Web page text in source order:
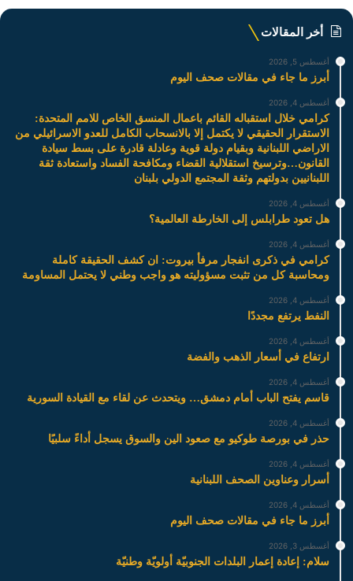
أخر المقالات
أغسطس 5, 2026
أبرز ما جاء في مقالات صحف اليوم
أغسطس 4, 2026
كرامي خلال استقباله القائم باعمال المنسق الخاص للامم المتحدة:
الاستقرار الحقيقي لا يكتمل إلا بالانسحاب الكامل للعدو الاسرائيلي من
الاراضي اللبنانية وبقيام دولة قوية وعادلة قادرة على بسط سيادة
القانون…وترسيخ استقلالية القضاء ومكافحة الفساد واستعادة ثقة
اللبنانيين بدولتهم وثقة المجتمع الدولي بلبنان
أغسطس 4, 2026
هل تعود طرابلس إلى الخارطة العالمية؟
أغسطس 4, 2026
كرامي في ذكرى انفجار مرفأ بيروت: ان كشف الحقيقة كاملة
ومحاسبة كل من تثبت مسؤوليته هو واجب وطني لا يحتمل المساومة
أغسطس 4, 2026
النفط يرتفع مجددًا
أغسطس 4, 2026
ارتفاع في أسعار الذهب والفضة
أغسطس 4, 2026
قاسم يفتح الباب أمام دمشق… ويتحدث عن لقاء مع القيادة السورية
أغسطس 4, 2026
حذر في بورصة طوكيو مع صعود الين والسوق يسجل أداءً سلبيًا
أغسطس 4, 2026
أسرار وعناوين الصحف اللبنانية
أغسطس 4, 2026
أبرز ما جاء في مقالات صحف اليوم
أغسطس 3, 2026
سلام: إعادة إعمار البلدات الجنوبيّة أولويّة وطنيّة